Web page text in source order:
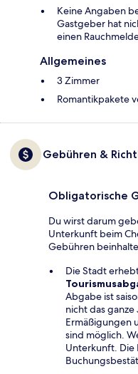
Keine Angaben
Gastgeber hat
einen
Allgemeines
3 Zimmer
Romantikpakete
Gebühren &
Obligatorische
Du wirst darum
Unterkunft beim
Gebühren
Die Stadt
Abgabe ist
nicht das
Ermäßigungen
sind möglich.
Unterkunft. Die